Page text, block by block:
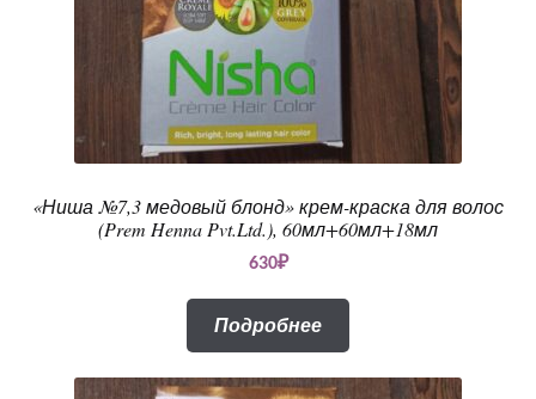
«Ниша №7,3 медовый блонд» крем-краска для волос
(Prem Henna Pvt.Ltd.), 60мл+60мл+18мл
630₽
Подробнее